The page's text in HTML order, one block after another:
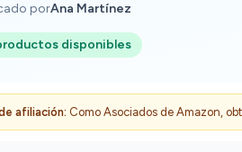
porAna Martínez
disponibles
afiliación: Como Asociados de Amazon,